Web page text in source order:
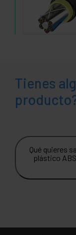
Tienes
Qué quieres
plástico